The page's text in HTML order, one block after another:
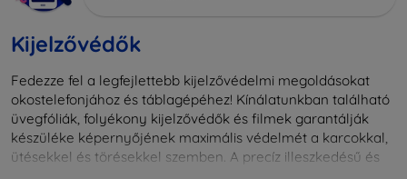
Kijelzővédők
Fedezze fel a legfejlettebb kijelzővédelmi megoldásokat
okostelefonjához és táblagépéhez! Kínálatunkban található
üvegfóliák, folyékony kijelzővédők és filmek garantálják
készüléke képernyőjének maximális védelmét a karcokkal,
ütésekkel és törésekkel szemben. A precíz illeszkedésű és